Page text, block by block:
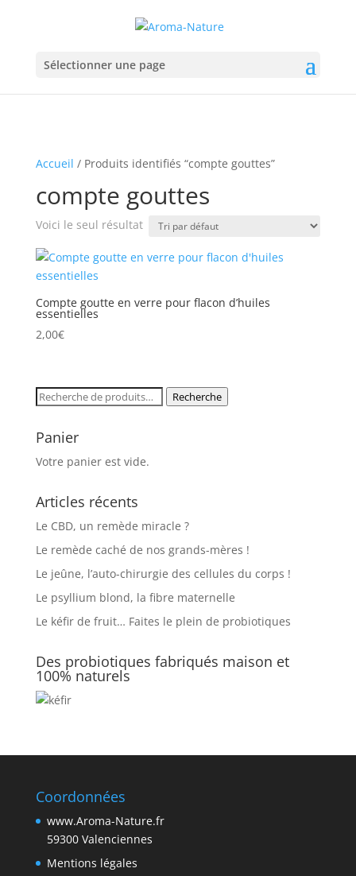
Sélectionner une page
Accueil / Produits identifiés “compte gouttes”
compte gouttes
Voici le seul résultat
Compte goutte en verre pour flacon d’huiles
essentielles
2,00€
Recherche
Recherche
Panier
Votre panier est vide.
Articles récents
Le CBD, un remède miracle ?
Le remède caché de nos grands-mères !
Le jeûne, l’auto-chirurgie des cellules du corps !
Le psyllium blond, la fibre maternelle
Le kéfir de fruit… Faites le plein de probiotiques
Des probiotiques fabriqués maison et
100% naturels
Coordonnées
www.Aroma-Nature.fr
59300 Valenciennes
Mentions légales